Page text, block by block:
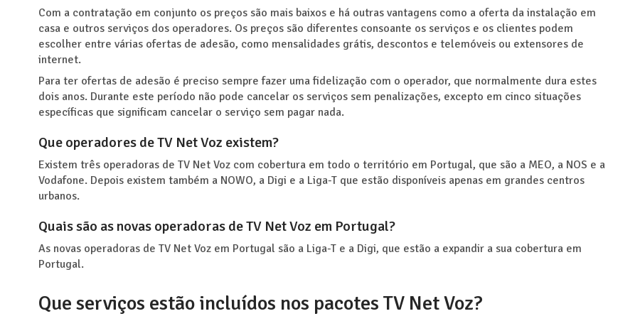
Com a contratação em conjunto os preços são mais baixos e há outras vantagens como a oferta da instalação em
casa e outros serviços dos operadores. Os preços são diferentes consoante os serviços e os clientes podem
escolher entre várias ofertas de adesão, como mensalidades grátis, descontos e telemóveis ou extensores de
internet.
Para ter ofertas de adesão é preciso sempre fazer uma fidelização com o operador, que normalmente dura estes
dois anos. Durante este período não pode cancelar os serviços sem penalizações, excepto em cinco situações
específicas que significam cancelar o serviço sem pagar nada.
Que operadores de TV Net Voz existem?
Existem três operadoras de TV Net Voz com cobertura em todo o território em Portugal, que são a MEO, a NOS e a
Vodafone. Depois existem também a NOWO, a Digi e a Liga-T que estão disponíveis apenas em grandes centros
urbanos.
Quais são as novas operadoras de TV Net Voz em Portugal?
As novas operadoras de TV Net Voz em Portugal são a Liga-T e a Digi, que estão a expandir a sua cobertura em
Portugal.
Que serviços estão incluídos nos pacotes TV Net Voz?